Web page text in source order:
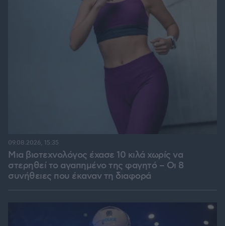
Μια βιοτεχνολόγος έχασε 10 κιλά χωρίς να
στερηθεί το αγαπημένο της φαγητό – Οι 8
συνήθειες που έκαναν τη διαφορά
09.08.2026, 15:35